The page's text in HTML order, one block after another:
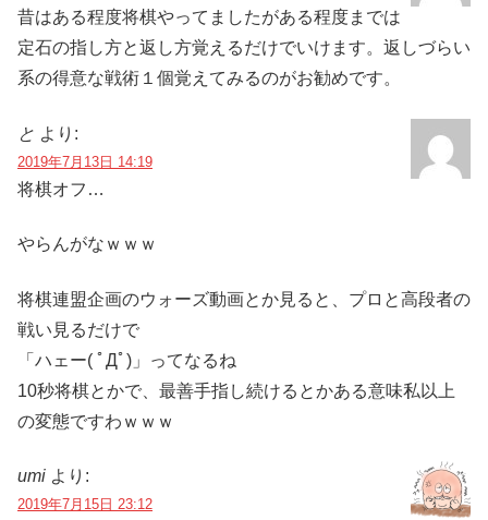
昔はある程度将棋やってましたがある程度までは
定石の指し方と返し方覚えるだけでいけます。返しづらい
系の得意な戦術１個覚えてみるのがお勧めです。
と より:
2019年7月13日 14:19
将棋オフ…
やらんがなｗｗｗ
将棋連盟企画のウォーズ動画とか見ると、プロと高段者の
戦い見るだけで
「ハェー( ﾟДﾟ)」ってなるね
10秒将棋とかで、最善手指し続けるとかある意味私以上
の変態ですわｗｗｗ
umi より:
2019年7月15日 23:12